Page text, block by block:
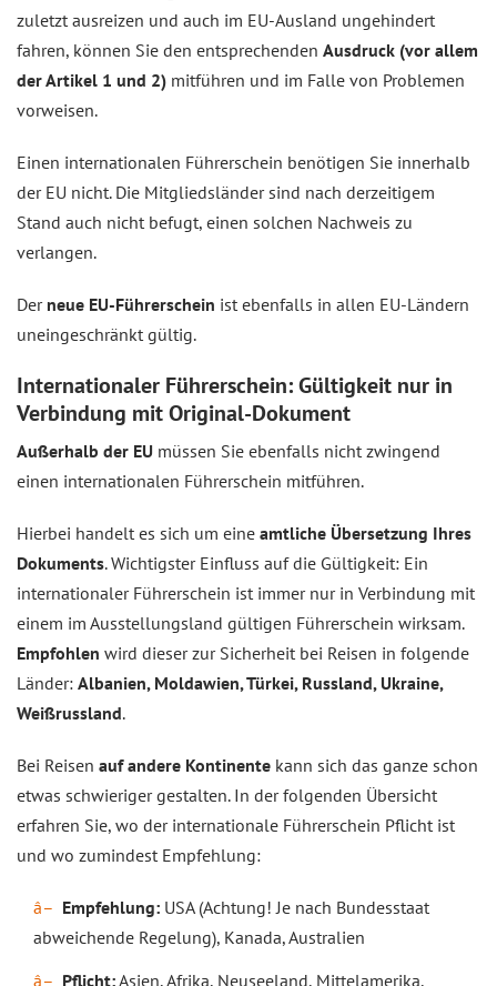
zuletzt ausreizen und auch im EU-Ausland ungehindert
fahren, können Sie den entsprechenden Ausdruck (vor allem
der Artikel 1 und 2) mitführen und im Falle von Problemen
vorweisen.
Einen internationalen Führerschein benötigen Sie innerhalb
der EU nicht. Die Mitgliedsländer sind nach derzeitigem
Stand auch nicht befugt, einen solchen Nachweis zu
verlangen.
Der neue EU-Führerschein ist ebenfalls in allen EU-Ländern
uneingeschränkt gültig.
Internationaler Führerschein: Gültigkeit nur in
Verbindung mit Original-Dokument
Außerhalb der EU müssen Sie ebenfalls nicht zwingend
einen internationalen Führerschein mitführen.
Hierbei handelt es sich um eine amtliche Übersetzung Ihres
Dokuments. Wichtigster Einfluss auf die Gültigkeit: Ein
internationaler Führerschein ist immer nur in Verbindung mit
einem im Ausstellungsland gültigen Führerschein wirksam.
Empfohlen wird dieser zur Sicherheit bei Reisen in folgende
Länder: Albanien, Moldawien, Türkei, Russland, Ukraine,
Weißrussland.
Bei Reisen auf andere Kontinente kann sich das ganze schon
etwas schwieriger gestalten. In der folgenden Übersicht
erfahren Sie, wo der internationale Führerschein Pflicht ist
und wo zumindest Empfehlung:
Empfehlung: USA (Achtung! Je nach Bundesstaat
abweichende Regelung), Kanada, Australien
Pflicht:Asien, Afrika, Neuseeland, Mittelamerika,